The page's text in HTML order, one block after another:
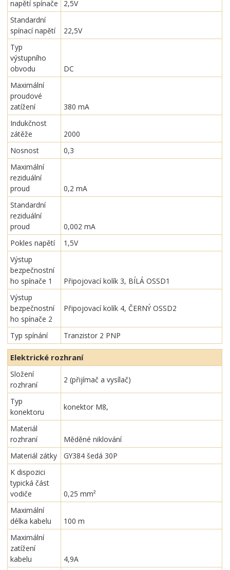
napětí spínače
2,5V
Standardní
spínací napětí
22,5V
Typ
výstupního
obvodu
DC
Maximální
proudové
zatížení
380 mA
Indukčnost
zátěže
2000
Nosnost
0,3
Maximální
reziduální
proud
0,2 mA
Standardní
reziduální
proud
0,002 mA
Pokles napětí
1,5V
Výstup
bezpečnostní
ho spínače 1
Připojovací kolík 3, BÍLÁ OSSD1
Výstup
bezpečnostní
ho spínače 2
Připojovací kolík 4, ČERNÝ OSSD2
Typ spínání Tranzistor 2 PNP
Elektrické rozhraní
Složení
rozhraní
2 (přijímač a vysílač)
Typ
konektoru
konektor M8,
Materiál
rozhraní
Měděné niklování
Materiál zátky
GY384 šedá 30P
K dispozici
typická část
vodiče
0,25 mm²
Maximální
délka kabelu
100 m
Maximální
zatížení
kabelu
4,9A